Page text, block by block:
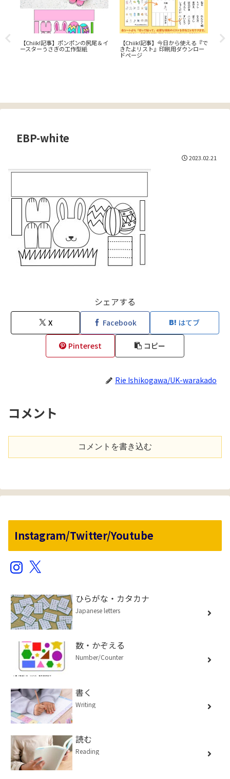
が 【Chiik!記事】ポンポンの尻尾＆イ
ースターうさぎの工作型紙
【Chiik!記事】今日から使える『で
きたよリスト』印刷用ダウンロー
ドページ
家
EBP-white
2023.02.21
シェアする
X Facebook はてブ
Pinterest コピー
Rie Ishikogawa/UK-warakado
コメント
コメントを書き込む
Instagram/Twitter/Youtube
Instagram
X
ひらがな・カタカナ
Japanese letters
数・かぞえる
Number/Counter
書く
Writing
読む
Reading